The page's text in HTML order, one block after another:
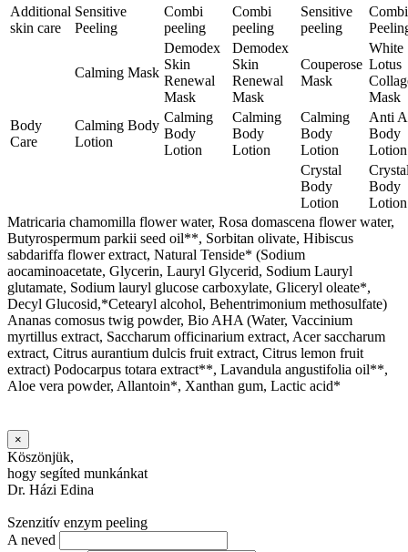
Additional
skin care
Sensitive
Peeling
Combi
peeling
Combi
peeling
Sensitive
peeling
Combi
Calming Mask
Demodex
Skin
Renewal
Mask
Demodex
Skin
Renewal
Mask
Couperose
Mask
White
Lotus
Mask
Body
Care
Calming Body
Lotion
Calming
Body
Lotion
Calming
Body
Lotion
Calming
Body
Lotion
Anti
Body
Lotion
Crystal
Body
Lotion
Body
Lotion
Matricaria chamomilla flower water, Rosa domascena flower water,
Butyrospermum parkii seed oil**, Sorbitan olivate, Hibiscus
sabdariffa flower extract, Natural Tenside* (Sodium
aocaminoacetate, Glycerin, Lauryl Glycerid, Sodium Lauryl
glutamate, Sodium lauryl glucose carboxylate, Gliceryl oleate*,
Decyl Glucosid,*Cetearyl alcohol, Behentrimonium methosulfate)
Ananas comosus twig powder, Bio AHA (Water, Vaccinium
myrtillus extract, Saccharum officinarium extract, Acer saccharum
extract, Citrus aurantium dulcis fruit extract, Citrus lemon fruit
extract) Podocarpus totara extract**, Lavandula angustifolia oil**,
Aloe vera powder, Allantoin*, Xanthan gum, Lactic acid*
×
Köszönjük,
hogy segíted munkánkat
Dr. Házi Edina
Szenzitív enzym peeling
A neved